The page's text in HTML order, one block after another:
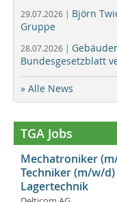
29.07.2026 | Björn
Gruppe
28.07.2026 |
Bundesgesetzblatt
» Alle News
TGA Jobs
Mechatroniker
Techniker (m/w/
Lagertechnik